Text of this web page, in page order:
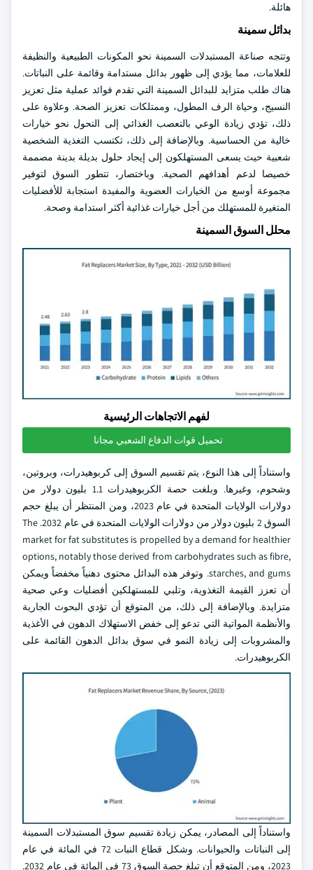
هائلة.
بدائل سمينة
وتتجه صناعة المستبدلات السمينة نحو المكونات الطبيعية والنظيفة
للعلامات، مما يؤدي إلى ظهور بدائل مستدامة وقائمة على النباتات.
هناك طلب متزايد للبدائل السمينة التي تقدم فوائد عملية مثل تعزيز
النسيج، وحياة الرف المطول، وممتلكات تعزيز الصحة. وعلاوة على
ذلك، تؤدي زيادة الوعي بالتعصب الغذائي إلى التحول نحو خيارات
خالية من الحساسية. وبالإضافة إلى ذلك، تكتسب التغذية الشخصية
شعبية حيث يسعى المستهلكون إلى إيجاد حلول بديلة بدينة مصممة
خصيصا لدعم أهدافهم الصحية. وباختصار، تتطور السوق لتوفير
مجموعة أوسع من الخيارات العضوية والمفيدة استجابة للأفضليات
المتغيرة للمستهلك من أجل خيارات غذائية أكثر استدامة وصحة.
محلل السوق السمينة
لفهم الاتجاهات الرئيسية
تحميل قوات الدفاع الشعبي مجانا
واستناداً إلى هذا النوع، يتم تقسيم السوق إلى كربوهيدرات، وبروتين،
وشحوم، وغيرها. وبلغت حصة الكربوهيدرات 1.1 بليون دولار من
دولارات الولايات المتحدة في عام 2023، ومن المنتظر أن يبلغ حجم
السوق 2 بليون دولار من دولارات الولايات المتحدة في عام 2032. The
market for fat substitutes is propelled by a demand for healthier
options, notably those derived from carbohydrates such as fibre,
starches, and gums. وتوفر هذه البدائل محتوى دهنياً مخفضاً ويمكن
أن تعزز القيمة التغذوية، وتلبي للمستهلكين أفضليات وعي صحية
متزايدة. وبالإضافة إلى ذلك، من المتوقع أن تؤدي البحوث الجارية
والأنظمة المواتية التي تدعو إلى خفض الاستهلاك الدهون في الأغذية
والمشروبات إلى زيادة النمو في سوق بدائل الدهون القائمة على
الكربوهيدرات.
واستناداً إلى المصادر، يمكن زيادة تقسيم سوق المستبدلات السمينة
إلى النباتات والحيوانات. وشكل قطاع النبات 72 في المائة في عام
2023، ومن المتوقع أن تبلغ حصة السوق 73 في المائة في عام 2032.